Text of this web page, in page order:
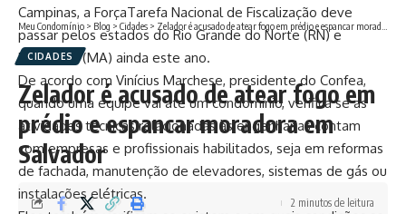
Campinas, a ForçaTarefa Nacional de Fiscalização deve
passar pelos estados do Rio Grande do Norte (RN) e
Maranhão (MA) ainda este ano.
De acordo com Vinícius Marchese, presidente do Confea,
quando uma equipe vai até um condomínio, verifica se as
atividades técnicas relacionadas às engenharias contam
com empresas e profissionais habilitados, seja em reformas
de fachada, manutenção de elevadores, sistemas de gás ou
instalações elétricas.
Meu Condomínio > Blog > Cidades > Zelador é acusado de atear fogo em prédio e espancar moradora em Salvador
CIDADES
Zelador é acusado de atear fogo em
prédio e espancar moradora em
Salvador
2 minutos de leitura